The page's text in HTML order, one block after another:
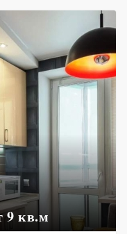
9 кв.м